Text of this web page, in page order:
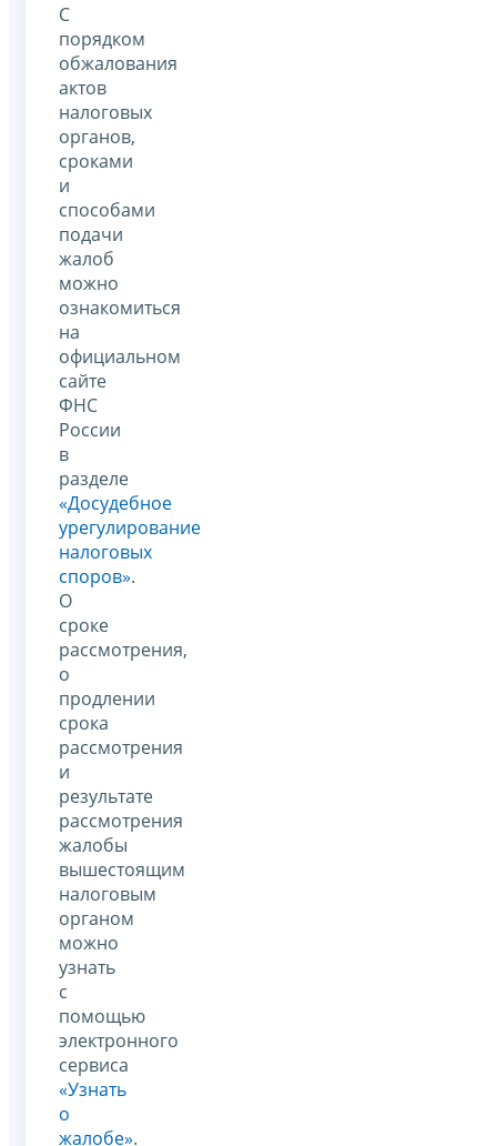
С
порядком
обжалования
актов
налоговых
органов,
сроками
и
способами
подачи
жалоб
можно
ознакомиться
на
официальном
сайте
ФНС
России
в
разделе
«Досудебное
урегулирование
налоговых
споров».
О
сроке
рассмотрения,
о
продлении
срока
рассмотрения
и
результате
рассмотрения
жалобы
вышестоящим
налоговым
органом
можно
узнать
с
помощью
электронного
сервиса
«Узнать
о
жалобе».